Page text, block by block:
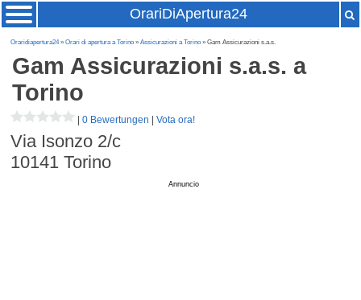
OrariDiApertura24
Oraridiapertura24»Orari di apertura a Torino »Assicurazioni a Torino » Gam Assicurazioni s.a.s.
Gam Assicurazioni s.a.s. a
Torino
|0 Bewertungen |Vota ora!
Via Isonzo 2/c
10141 Torino
Annuncio